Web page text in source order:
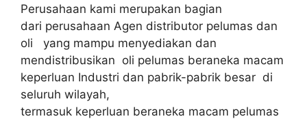
Perusahaan kami merupakan bagian
dari perusahaan Agen distributor pelumas dan
oli yang mampu menyediakan dan
mendistribusikan oli pelumas beraneka macam
keperluan Industri dan pabrik-pabrik besar di
seluruh wilayah,
termasuk keperluan beraneka macam pelumas